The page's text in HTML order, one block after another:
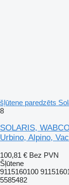
šļūtene paredzēts
8
SOLARIS,
Urbino, Alpino,
100,81 € Bez PVN
Šļūtene
9115160100
5585482